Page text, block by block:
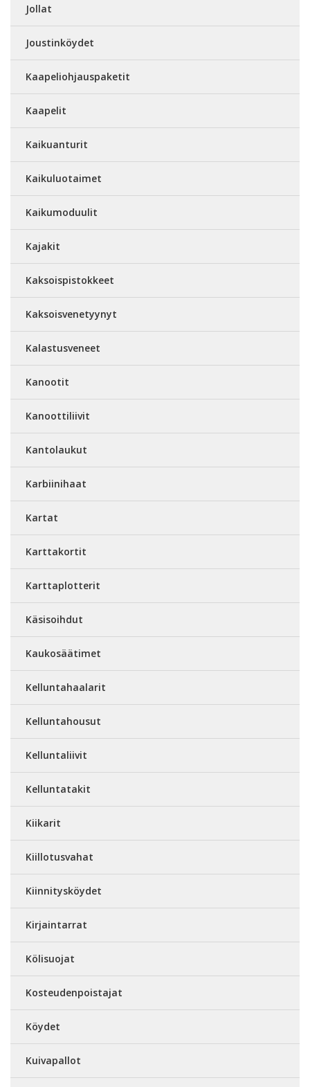
Jollat
Joustinköydet
Kaapeliohjauspaketit
Kaapelit
Kaikuanturit
Kaikuluotaimet
Kaikumoduulit
Kajakit
Kaksoispistokkeet
Kaksoisvenetyynyt
Kalastusveneet
Kanootit
Kanoottiliivit
Kantolaukut
Karbiinihaat
Kartat
Karttakortit
Karttaplotterit
Käsisoihdut
Kaukosäätimet
Kelluntahaalarit
Kelluntahousut
Kelluntaliivit
Kelluntatakit
Kiikarit
Kiillotusvahat
Kiinnitysköydet
Kirjaintarrat
Kölisuojat
Kosteudenpoistajat
Köydet
Kuivapallot